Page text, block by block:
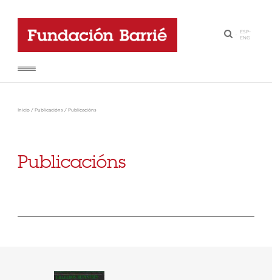
·
ESP-
ENG
Inicio / Publicacións / Publicacións
Publicacións